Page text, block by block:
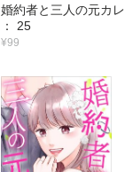
婚約者と三人の元カレ
： 25
¥99